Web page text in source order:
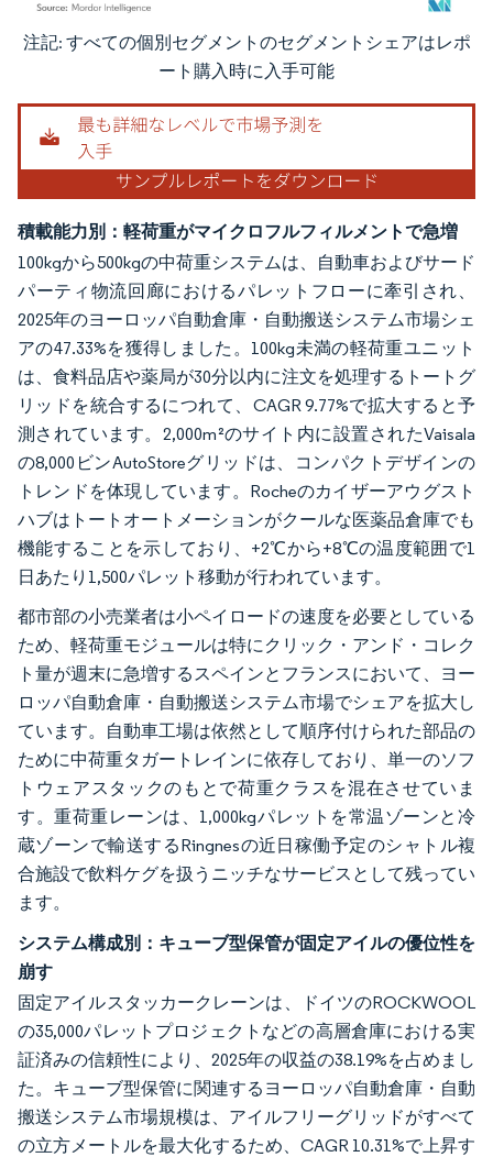
画像 © Mordor Intelligence。再利用にはCC BY 4.0の表示が必要です。
注記: すべての個別セグメントのセグメントシェアはレポ
ート購入時に入手可能
積載能力別：軽荷重がマイクロフルフィルメントで急増
100kgから500kgの中荷重システムは、自動車およびサード
パーティ物流回廊におけるパレットフローに牽引され、
2025年のヨーロッパ自動倉庫・自動搬送システム市場シェ
アの47.33%を獲得しました。100kg未満の軽荷重ユニット
は、食料品店や薬局が30分以内に注文を処理するトートグ
リッドを統合するにつれて、CAGR 9.77%で拡大すると予
測されています。2,000m²のサイト内に設置されたVaisala
の8,000ビンAutoStoreグリッドは、コンパクトデザインの
トレンドを体現しています。Rocheのカイザーアウグスト
ハブはトートオートメーションがクールな医薬品倉庫でも
機能することを示しており、+2℃から+8℃の温度範囲で1
日あたり1,500パレット移動が行われています。
都市部の小売業者は小ペイロードの速度を必要としている
ため、軽荷重モジュールは特にクリック・アンド・コレク
ト量が週末に急増するスペインとフランスにおいて、ヨー
ロッパ自動倉庫・自動搬送システム市場でシェアを拡大し
ています。自動車工場は依然として順序付けられた部品の
ために中荷重タガートレインに依存しており、単一のソフ
トウェアスタックのもとで荷重クラスを混在させていま
す。重荷重レーンは、1,000kgパレットを常温ゾーンと冷
蔵ゾーンで輸送するRingnesの近日稼働予定のシャトル複
合施設で飲料ケグを扱うニッチなサービスとして残ってい
ます。
システム構成別：キューブ型保管が固定アイルの優位性を
崩す
固定アイルスタッカークレーンは、ドイツのROCKWOOL
の35,000パレットプロジェクトなどの高層倉庫における実
証済みの信頼性により、2025年の収益の38.19%を占めまし
た。キューブ型保管に関連するヨーロッパ自動倉庫・自動
搬送システム市場規模は、アイルフリーグリッドがすべて
の立方メートルを最大化するため、CAGR 10.31%で上昇す